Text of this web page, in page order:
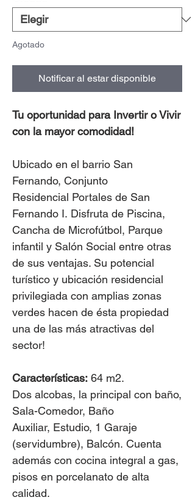
Agotado
Notificar al estar disponible
Tu oportunidad para Invertir o Vivir
con la mayor comodidad!
Ubicado en el barrio San
Fernando, Conjunto
Residencial Portales de San
Fernando I. Disfruta de Piscina,
Cancha de Microfútbol, Parque
infantil y Salón Social entre otras
de sus ventajas. Su potencial
turístico y ubicación residencial
privilegiada con amplias zonas
verdes hacen de ésta propiedad
una de las más atractivas del
sector!
Características: 64 m2.
Dos alcobas, la principal con baño,
Sala-Comedor, Baño
Auxiliar, Estudio, 1 Garaje
(servidumbre), Balcón. Cuenta
además con cocina integral a gas,
pisos en porcelanato de alta
calidad.